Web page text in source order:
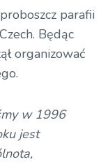
parafii
Będąc
organizować
w 1996
jest